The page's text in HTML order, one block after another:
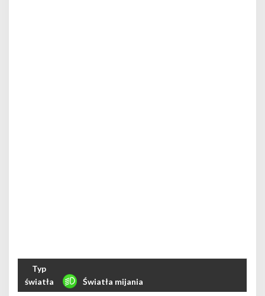
Światła mijania